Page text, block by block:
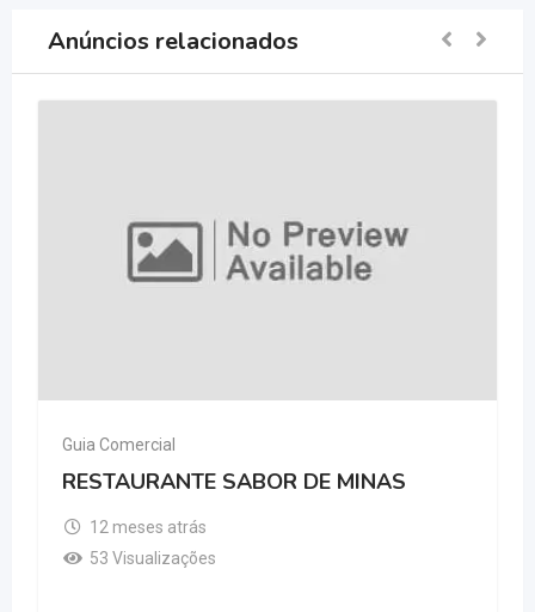
Anúncios relacionados
Guia Comercial
RESTAURANTE SABOR DE MINAS
12 meses atrás
53 Visualizações